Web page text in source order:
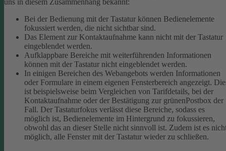
Bei der Bedienung mit der Tastatur können Bedienelemente
fokussiert werden, die nicht sichtbar sind.
Das Element zur Kontaktaufnahme kann nicht mit der Tastatur
eingeblendet werden.
Aufklappbare Bereiche mit weiterführenden Informationen
können mit der Tastatur nicht eingeblendet werden.
In einigen Bereichen des Webangebots werden Informationen
oder Formulare in einem eigenen Fensterbereich angezeigt.
ist beispielsweise beim Vergleichen von Tarifdetails, bei der
Kontaktaufnahme oder der Bestätigung zur grünenPostbox der
Fall. Der Tastaturfokus verlässt diese Bereiche, sodass es
möglich ist, Bedienelemente im Hintergrund zu fokussieren,
obwohl das an dieser Stelle nicht sinnvoll ist. Zudem ist es
möglich, alle Fenster mit der Tastatur wieder zu schließen.